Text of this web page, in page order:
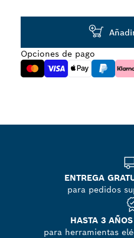
Opciones de pago
ENTREGA
para pedidos
HASTA 3
para herramientas